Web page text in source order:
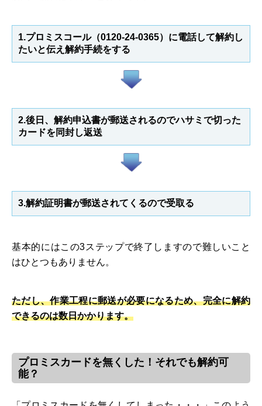
1.プロミスコール（0120-24-0365）に電話して解約し
たいと伝え解約手続をする
2.後日、解約申込書が郵送されるのでハサミで切った
カードを同封し返送
3.解約証明書が郵送されてくるので受取る
基本的にはこの3ステップで終了しますので難しいこと
はひとつもありません。
ただし、作業工程に郵送が必要になるため、完全に解約
できるのは数日かかります。
プロミスカードを無くした！それでも解約可
能？